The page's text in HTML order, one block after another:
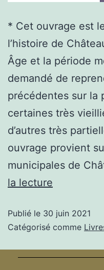
* Cet ouvrage est
l’histoire de
Âge et la période
demandé de
précédentes sur la
certaines très
d’autres très
ouvrage provient
municipales de
la lecture
Publié le 30 juin 2021
Catégorisé comme